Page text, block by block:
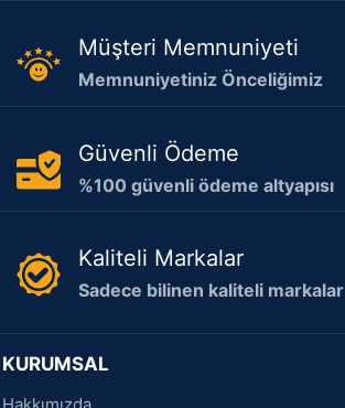
Müşteri Memnuniyeti
Memnuniyetiniz Önceliğimiz
Güvenli Ödeme
%100 güvenli ödeme altyapısı
Kaliteli Markalar
Sadece bilinen kaliteli markalar
KURUMSAL
Hakkımızda